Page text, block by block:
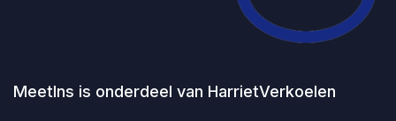
MeetIns is onderdeel van HarrietVerkoelen